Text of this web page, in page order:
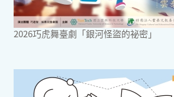
2026巧虎舞臺劇「銀河怪盜的祕密」